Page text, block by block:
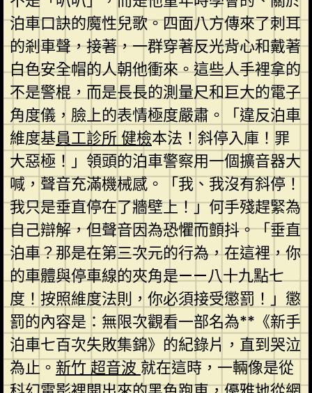
泊車口訣的魔性兒歌。四面八方傳來了刺耳
的剎車聲，接著，一群穿著反光背心和戴著
白色安全帽的人朝他衝來。這些人手裡拿的
不是警棍，而是長長的測量尺和巨大的電子
角度儀，臉上的表情極度嚴肅。「違反泊車
維度基員工診所 健檢本法！斜停入庫！罪
大惡極！」領頭的泊車警察用一個擴音器大
喊，聲音充滿機械感。「我、我沒有斜停！
我只是垂直停在了牆壁上！」何手殘趕緊為
自己辯解，但聲音因為恐懼而顫抖。「垂直
泊車？那是在第三次元的行為，在這裡，你
的車體與停車線的夾角是——八十九點七
度！按照維度法則，你必須接受懲罰！」懲
罰的內容是：無限次觀看一部名為**《新手
泊車七百次失敗集錦》的紀錄片，直到哭泣
為止。 新竹 超音波 就在這時，一輛像是從